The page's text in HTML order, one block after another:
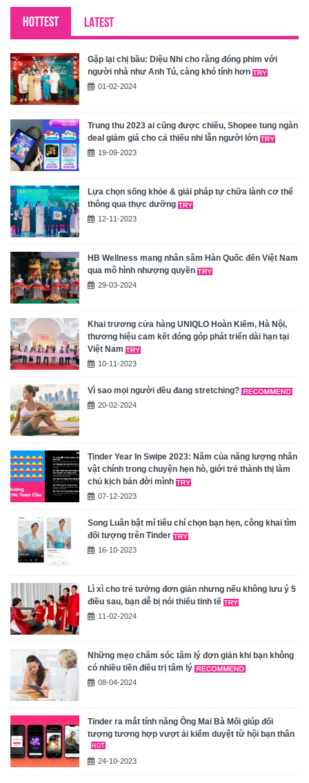
HOTTEST LATEST
Gặp lại chị bầu: Diệu Nhi cho rằng đóng phim với
người nhà như Anh Tú, càng khó tính hơn
01-02-2024
Trung thu 2023 ai cũng được chiều, Shopee tung ngàn
deal giảm giá cho cả thiếu nhi lẫn người lớn
19-09-2023
Lựa chọn sống khỏe & giải pháp tự chữa lành cơ thể
thông qua thực dưỡng
12-11-2023
HB Wellness mang nhân sâm Hàn Quốc đến Việt Nam
qua mô hình nhượng quyền
29-03-2024
Khai trương cửa hàng UNIQLO Hoàn Kiếm, Hà Nội,
thương hiệu cam kết đóng góp phát triển dài hạn tại
Việt Nam
10-11-2023
Vì sao mọi người đều đang stretching?
20-02-2024
Tinder Year In Swipe 2023: Năm của năng lượng nhân
vật chính trong chuyện hẹn hò, giới trẻ thành thị làm
chủ kịch bản đời mình
07-12-2023
Song Luân bật mí tiêu chí chọn bạn hẹn, công khai tìm
đối tượng trên Tinder
16-10-2023
Lì xì cho trẻ tưởng đơn giản nhưng nếu không lưu ý 5
điều sau, bạn dễ bị nói thiếu tinh tế
11-02-2024
Những mẹo chăm sóc tâm lý đơn giản khi bạn không
có nhiều tiền điều trị tâm lý
08-04-2024
Tinder ra mắt tính năng Ông Mai Bà Mối giúp đối
tượng tương hợp vượt ải kiểm duyệt từ hội bạn thân
24-10-2023